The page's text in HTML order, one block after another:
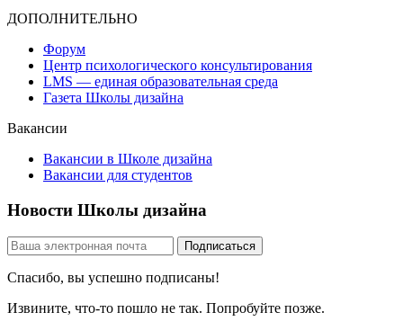
ДОПОЛНИТЕЛЬНО
Форум
Центр психологического консультирования
LMS — единая образовательная среда
Газета Школы дизайна
Вакансии
Вакансии в Школе дизайна
Вакансии для студентов
Новости Школы дизайна
Спасибо, вы успешно подписаны!
Извините, что-то пошло не так. Попробуйте позже.